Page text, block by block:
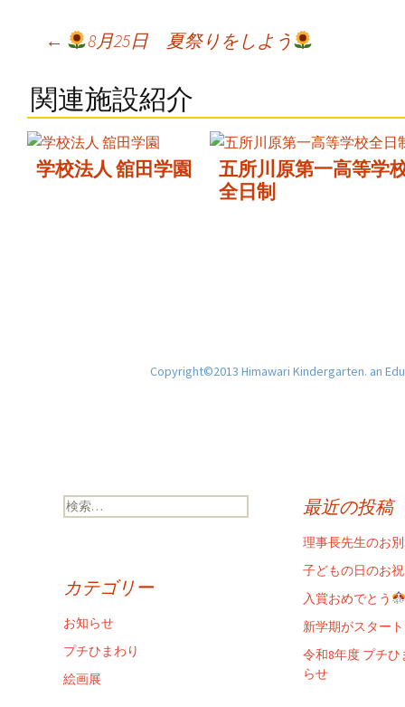
Post
← 8月25日 夏祭りをしよう
関連施設紹介
学校法人 舘田学園
五所川原第一高等学
全日制
Copyright©2013 Himawari Kindergarten. an
検
索:
最近の投稿
理事長先生のお
子どもの日のお
入賞おめでとう
新学期がスター
令和8年度 プチ
らせ
カテゴリー
お知らせ
プチひまわり
絵画展